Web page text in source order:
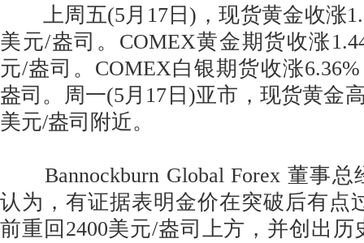
上周五(5月17日)，现货黄金收涨
美元/盎司。COMEX黄金期货收涨
元/盎司。COMEX白银期货收涨
盎司。周一(5月17日)亚市，现货黄金
美元/盎司附近。
Bannockburn Global Forex 董事总
认为，有证据表明金价在突破后有点
前重回2400美元/盎司上方，并创出